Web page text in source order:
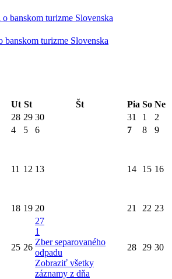
banskom turizme Slovenska
Ut St Št Pia So Ne
28 29 30 31 1
2
4 5 6 7 8
9
11 12 13 14 15 16
18 19 20 21 22 23
25 26
27
1
Zber separovaného
odpadu
Zobraziť všetky
záznamy z dňa
28 29 30